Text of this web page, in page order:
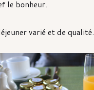
le bonheur.
varié et de qualité.